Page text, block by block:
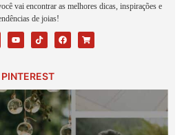
vai encontrar as melhores dicas, inspirações e
de joias!
PINTEREST